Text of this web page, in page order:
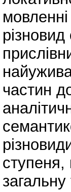
частин
ступеня,